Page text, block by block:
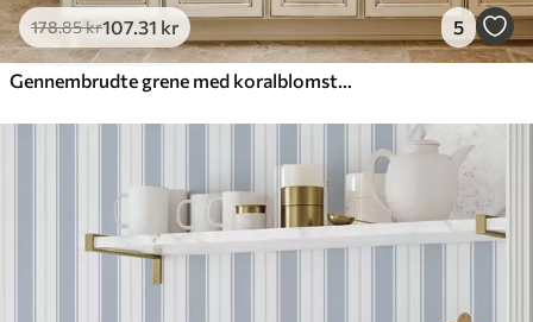
178.85kr107.31 kr 5
Gennembrudte grene med koralblomster, blomstermønster